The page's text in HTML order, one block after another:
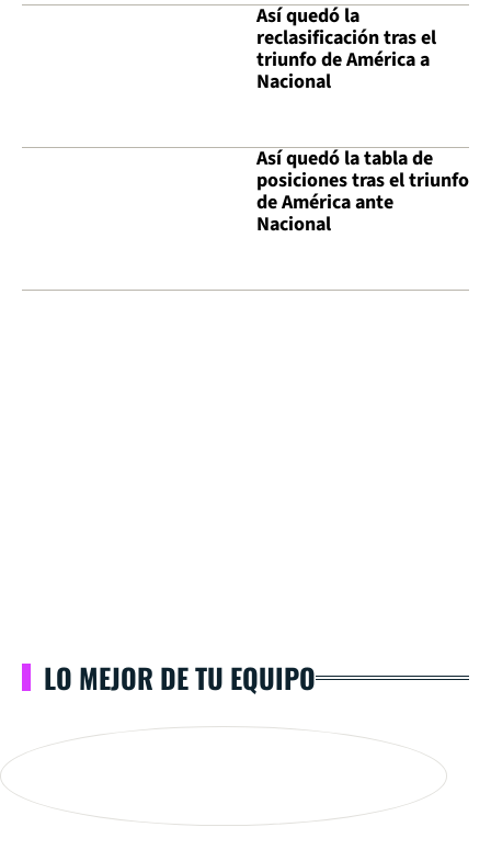
Así quedó la
reclasificación tras el
triunfo de América a
Nacional
Así quedó la tabla de
posiciones tras el triunfo
de América ante
Nacional
LO MEJOR DE TU EQUIPO